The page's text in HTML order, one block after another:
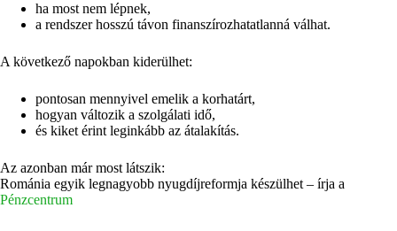
ha most nem lépnek,
a rendszer hosszú távon finanszírozhatatlanná válhat.
A következő napokban kiderülhet:
pontosan mennyivel emelik a korhatárt,
hogyan változik a szolgálati idő,
és kiket érint leginkább az átalakítás.
Az azonban már most látszik:
Románia egyik legnagyobb nyugdíjreformja készülhet – írja a
Pénzcentrum